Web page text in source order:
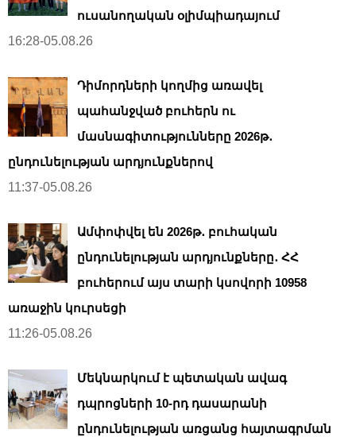
ուսանողական օլիմպիադայում
16:28-05.08.26
Դիմորդների կողմից առավել
պահանջված բուհերն ու
մասնագիտությունները 2026թ․
ընդունելության արդյունքներով
11:37-05.08.26
Ամփոփվել են 2026թ․ բուհական
ընդունելության արդյունքները․ ՀՀ
բուհերում այս տարի կսովորի 10958
առաջին կուրսեցի
11:26-05.08.26
Մեկնարկում է պետական ավագ
դպրոցների 10-րդ դասարանի
ընդունելության առցանց հայտագրման